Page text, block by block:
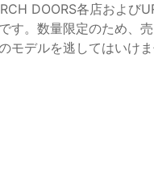
DOORS各店および
す。数量限定のため、
モデルを逃してはいけ